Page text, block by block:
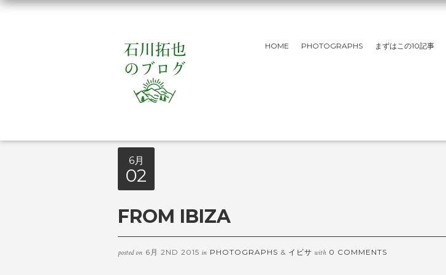
HOME PHOTOGRAPHS まずはこの10記事
6月
02
FROM IBIZA
posted on 6月 2ND 2015 in PHOTOGRAPHS & イビサ with 0 COMMENTS